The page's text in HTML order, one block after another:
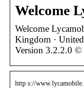
Welcome
Welcome
Kingdom ·
Version 3.2.2.0
http s://